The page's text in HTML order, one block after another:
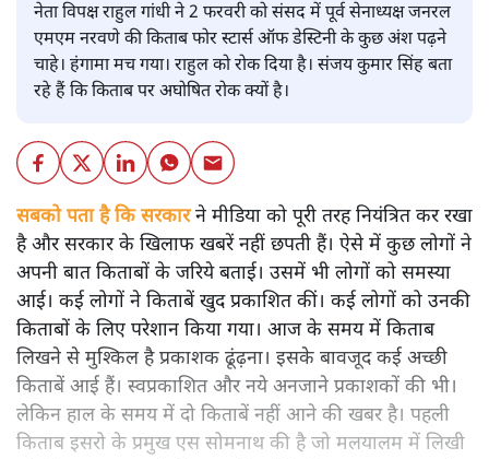
नेता विपक्ष राहुल गांधी ने 2 फरवरी को संसद में पूर्व सेनाध्यक्ष जनरल
एमएम नरवणे की किताब फोर स्टार्स ऑफ डेस्टिनी के कुछ अंश पढ़ने
चाहे। हंगामा मच गया। राहुल को रोक दिया है। संजय कुमार सिंह बता
रहे हैं कि किताब पर अघोषित रोक क्यों है।
सबको पता है कि सरकारने मीडिया को पूरी तरह नियंत्रित कर रखा
है और सरकार के खिलाफ खबरें नहीं छपती हैं। ऐसे में कुछ लोगों ने
अपनी बात किताबों के जरिये बताई। उसमें भी लोगों को समस्या
आई। कई लोगों ने किताबें खुद प्रकाशित कीं। कई लोगों को उनकी
किताबों के लिए परेशान किया गया। आज के समय में किताब
लिखने से मुश्किल है प्रकाशक ढूंढ़ना। इसके बावजूद कई अच्छी
किताबें आई हैं। स्वप्रकाशित और नये अनजाने प्रकाशकों की भी।
लेकिन हाल के समय में दो किताबें नहीं आने की खबर है। पहली
किताब इसरो के प्रमुख एस सोमनाथ की है जो मलयालम में लिखी